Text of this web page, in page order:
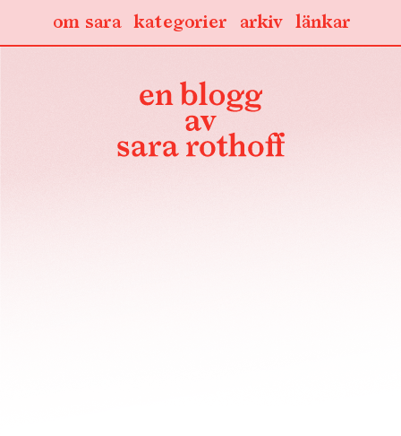
länkar
arkiv
kategorier
om sara